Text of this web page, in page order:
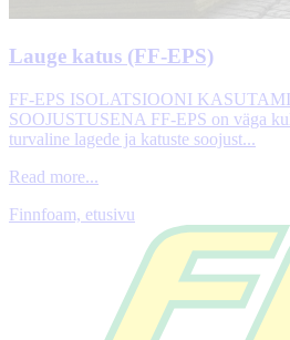
Lauge katus (FF-EPS)
FF-EPS ISOLATSIOONI
SOOJUSTUSENA FF-EPS on väga
turvaline lagede ja katuste soojust...
Read more...
Finnfoam, etusivu